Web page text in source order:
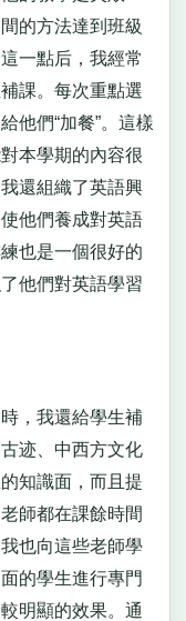
的方法達到班級
一點后，我經常
課。每次重點選
他們“加餐”。這樣
本學期的內容很
還組織了英語興
他們養成對英語
也是一個很好的
他們對英語學習
，我還給學生補
迹、中西方文化
知識面，而且提
師都在課餘時間
也向這些老師學
的學生進行專門
明顯的效果。通